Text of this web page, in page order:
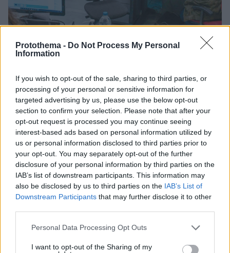
Protothema - Do Not Process My Personal
Information
If you wish to opt-out of the sale, sharing to third parties, or
processing of your personal or sensitive information for
targeted advertising by us, please use the below opt-out
section to confirm your selection. Please note that after your
opt-out request is processed you may continue seeing
interest-based ads based on personal information utilized by
us or personal information disclosed to third parties prior to
your opt-out. You may separately opt-out of the further
disclosure of your personal information by third parties on the
IAB’s list of downstream participants. This information may
also be disclosed by us to third parties on the IAB’s List of
Downstream Participants that may further disclose it to other
Please note that this website/app uses one or more Google
not limited to your visit or usage behaviour. You may click to
Personal Data Processing Opt Outs
I want to opt-out of the Sharing of my
Έρχεται μπόνους δύο μισθών σε 30.000 υπαλλήλους
Δημοσίου και ΟΤΑ
Το πριμ θα λαμβάνουν ως επιβράβευση οι
εργαζόμενοι που θα πιάνουν τους στόχους που
έχουν τεθεί από τις υπηρεσίες τους - Οι διευθυντές
θα κρίνουν ποιοι θα είναι οι δικαιούχοι ανάλογα με
τις επιδόσεις τους
02.09.2024, 08:27 341